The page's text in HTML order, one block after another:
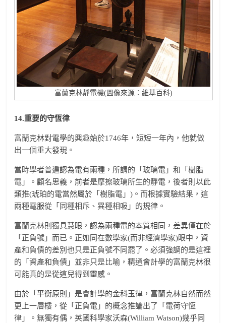
富蘭克林靜電機(圖像來源：維基百科)
14.重要的守恆律
富蘭克林對電學的興趣始於1746年，短短一年內，他就做
出一個重大發現。
當時學者普遍認為電有兩種，所謂的「玻璃電」和「樹脂
電」。顧名思義，前者是摩擦玻璃所生的靜電，後者則以此
類推(琥珀的電當然屬於「樹脂電」)。而根據實驗結果，這
兩種電服從「同種相斥、異種相吸」的規律。
富蘭克林則獨具慧眼，認為兩種電的本質相同，差異僅在於
「正負號」而已。正如同在數學家(而非經濟學家)眼中，資
產和負債的差別也只是正負號不同罷了。必須強調的是這裡
的「資產和負債」並非只是比喻，精通會計學的富蘭克林很
可能真的是從這兒得到靈感。
由於「平衡原則」是會計學的金科玉律，富蘭克林自然而然
更上一層樓，從「正負電」的概念推論出了「電荷守恆
律」。無獨有偶，英國科學家沃森(William Watson)幾乎同